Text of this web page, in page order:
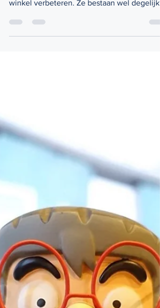
beleving, maar ons gevoel in een stenen
winkel verbeteren. Ze bestaan wel degelijk.